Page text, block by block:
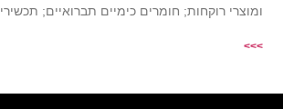
ומוצרי רוקחות; חומרים כימיים תברואיים; תכשירי
>>>